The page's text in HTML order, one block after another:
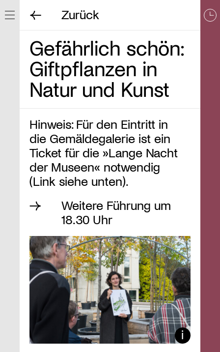
Navigation ein/ausblenden
Zurück
Gefährlich schön:
Giftpflanzen in
Natur und Kunst
Hinweis: Für den Eintritt in
die Gemäldegalerie ist ein
Ticket für die »Lange Nacht
der Museen« notwendig
(Link siehe unten).
Weitere Führung um
18.30 Uhr